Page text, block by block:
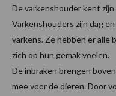
De varkenshouder kent
Varkenshouders zijn dag
varkens. Ze hebben er alle
zich op hun gemak voelen.
De inbraken brengen
mee voor de dieren. Door